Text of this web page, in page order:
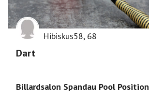
Hibiskus58, 68
Dart
Billardsalon Spandau Pool Position